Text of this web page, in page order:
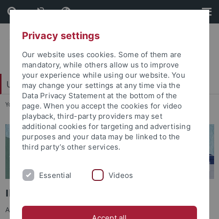
Skip
to
content
Skip
to
footer
Universitätsbund e. V.
You are here: Startseite ... Ihr Engagement kommt an
Ihr Engagement hilft
Auf dieser Seite stellen wir Ihnen eine Auswahl an Projekten
Privacy settings
Our website uses cookies. Some of them are
mandatory, while others allow us to improve
your experience while using our website. You
may change your settings at any time via the
Data Privacy Statement at the bottom of the
page. When you accept the cookies for video
playback, third-party providers may set
additional cookies for targeting and advertising
purposes and your data may be linked to the
third party’s other services.
Essential Videos